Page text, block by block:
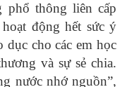
phổ thông liên cấp
động hết sức ý
dục cho các em học
và sự sẻ chia.
nước nhớ nguồn”,